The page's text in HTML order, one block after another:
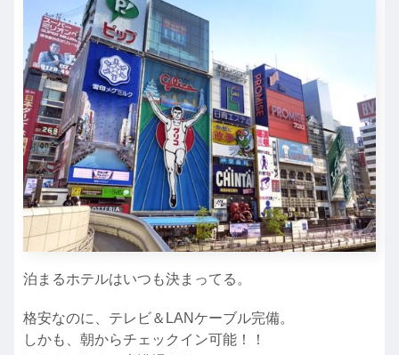
泊まるホテルはいつも決まってる。
格安なのに、テレビ＆LANケーブル完備。
しかも、朝からチェックイン可能！！